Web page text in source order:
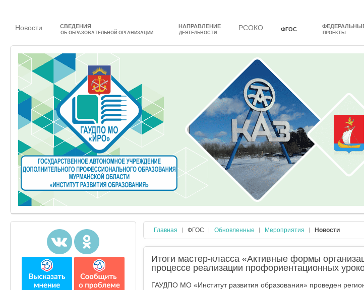
Новости СВЕДЕНИЯ
ОБ ОБРАЗОВАТЕЛЬНОЙ ОРГАНИЗАЦИИ
НАПРАВЛЕНИЕ
ДЕЯТЕЛЬНОСТИ
РСОКО ФГОС
ПРОЕКТЫ
Главная ФГОС Обновленные Мероприятия Новости
Итоги мастер-класса «Активные формы
процессе реализации профориентационных
ГАУДПО МО «Институт развития образования» проведен